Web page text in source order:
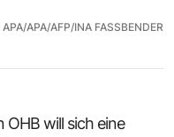
APA/APA/AFP/INA FASSBENDER
OHB will sich eine